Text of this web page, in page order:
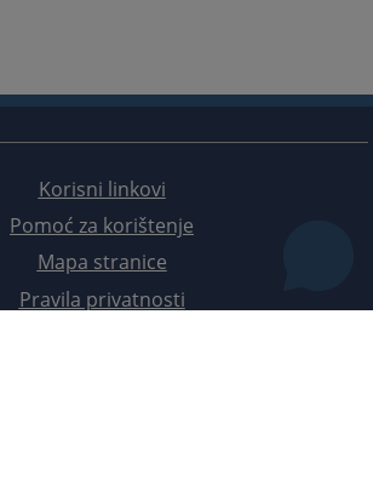
Korisni linkovi
Pomoć za korištenje
Mapa stranice
Pravila privatnosti